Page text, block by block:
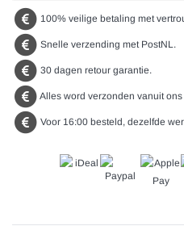
winkelwagen100% veilige betaling met
Snelle verzending met PostNL.
30 dagen retour garantie.
Alles word verzonden vanuit
Voor 16:00 besteld, dezelfde